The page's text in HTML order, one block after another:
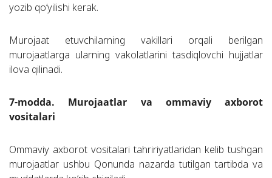
yozib qo‘yilishi kerak.
Murojaat etuvchilarning vakillari orqali berilgan
murojaatlarga ularning vakolatlarini tasdiqlovchi hujjatlar
ilova qilinadi.
7-modda. Murojaatlar va ommaviy axborot
vositalari
Ommaviy axborot vositalari tahririyatlaridan kelib tushgan
murojaatlar ushbu Qonunda nazarda tutilgan tartibda va